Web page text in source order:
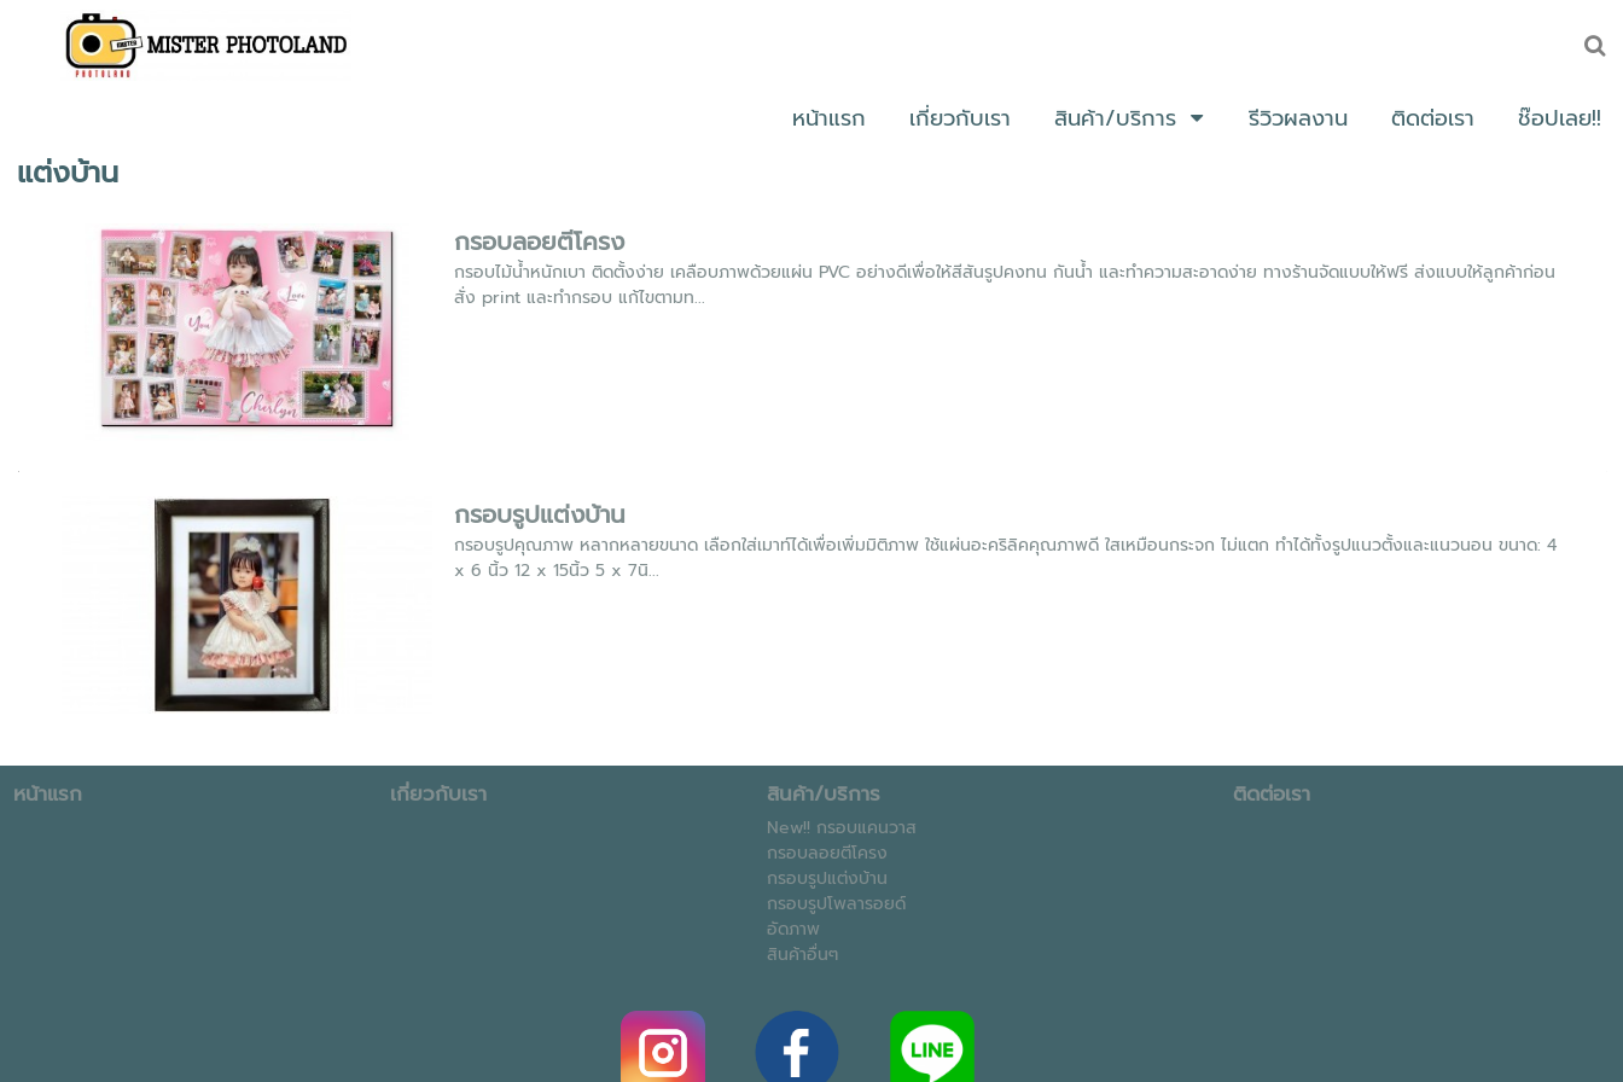
หน้าแรก เกี่ยวกับเรา สินค้า/บริการ รีวิวผลงาน ติดต่อเรา ช๊อปเลย!!
แต่งบ้าน
กรอบลอยตีโครง
กรอบไม้น้ำหนักเบา ติดตั้งง่าย เคลือบภาพด้วยแผ่น PVC อย่างดีเพื่อให้สีสันรูปคงทน กันน้ำ และทำความสะอาดง่าย ทางร้านจัดแบบให้ฟรี ส่งแบบให้ลูกค้าก่อน
สั่ง print และทำกรอบ แก้ไขตามท...
กรอบรูปแต่งบ้าน
กรอบรูปคุณภาพ หลากหลายขนาด เลือกใส่เมาท์ได้เพื่อเพิ่มมิติภาพ ใช้แผ่นอะคริลิคคุณภาพดี ใสเหมือนกระจก ไม่แตก ทำได้ทั้งรูปแนวตั้งและแนวนอน ขนาด: 4
x 6 นิ้ว 12 x 15นิ้ว 5 x 7นิ...
หน้าแรก เกี่ยวกับเรา สินค้า/บริการ
New!! กรอบแคนวาส
กรอบลอยตีโครง
กรอบรูปแต่งบ้าน
กรอบรูปโพลารอยด์
อัดภาพ
สินค้าอื่นๆ
ติดต่อเรา